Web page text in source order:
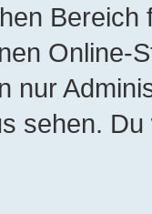
Online-
nur
sehen.